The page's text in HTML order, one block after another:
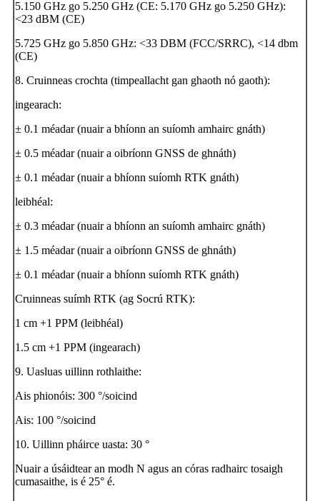
5.150 GHz go 5.250 GHz (CE: 5.170 GHz go 5.250 GHz):
<23 dBM (CE)
5.725 GHz go 5.850 GHz: <33 DBM (FCC/SRRC), <14 dbm
(CE)
8. Cruinneas crochta (timpeallacht gan ghaoth nó gaoth):
ingearach:
± 0.1 méadar (nuair a bhíonn an suíomh amhairc gnáth)
± 0.5 méadar (nuair a oibríonn GNSS de ghnáth)
± 0.1 méadar (nuair a bhíonn suíomh RTK gnáth)
leibhéal:
± 0.3 méadar (nuair a bhíonn an suíomh amhairc gnáth)
± 1.5 méadar (nuair a oibríonn GNSS de ghnáth)
± 0.1 méadar (nuair a bhíonn suíomh RTK gnáth)
Cruinneas suímh RTK (ag Socrú RTK):
1 cm +1 PPM (leibhéal)
1.5 cm +1 PPM (ingearach)
9. Uasluas uillinn rothlaithe:
Ais phionóis: 300 °/soicind
Ais: 100 °/soicind
10. Uillinn pháirce uasta: 30 °
Nuair a úsáidtear an modh N agus an córas radhairc tosaigh
cumasaithe, is é 25° é.